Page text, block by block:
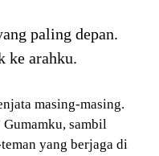
paling depan.
ke arahku.
masing-masing.
sambil
yang berjaga di